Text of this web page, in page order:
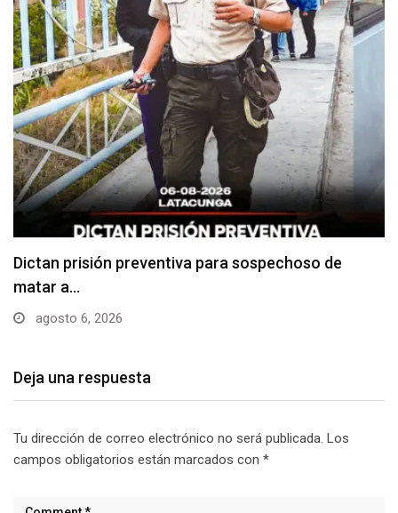
Usuarios madrugan y hacen largas filas para
obtener…
agosto 6, 2026
Deja una respuesta
Tu dirección de correo electrónico no será publicada. Los
campos obligatorios están marcados con *